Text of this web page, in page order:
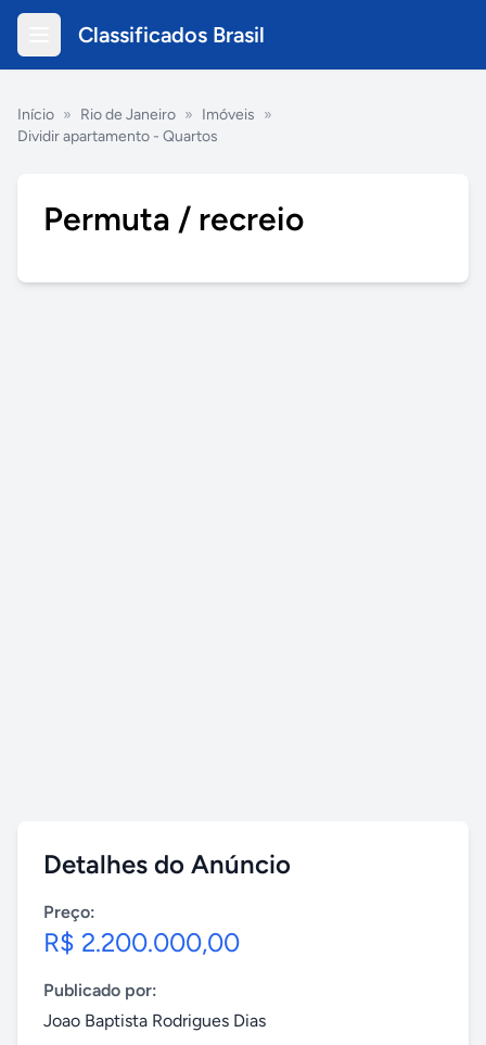
Classificados Brasil
Início » Rio de Janeiro » Imóveis »
Dividir apartamento - Quartos
Permuta / recreio
Detalhes do Anúncio
Preço:
R$ 2.200.000,00
Publicado por:
Joao Baptista Rodrigues Dias